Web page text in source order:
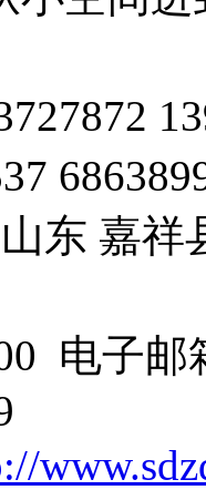
东 嘉祥
电子邮